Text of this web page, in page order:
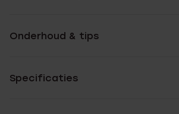
Onderhoud & tips
Specificaties